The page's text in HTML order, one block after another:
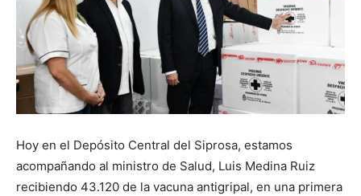
Hoy en el Depósito Central del Siprosa, estamos
acompañando al ministro de Salud, Luis Medina Ruiz
recibiendo 43.120 de la vacuna antigripal, en una primera